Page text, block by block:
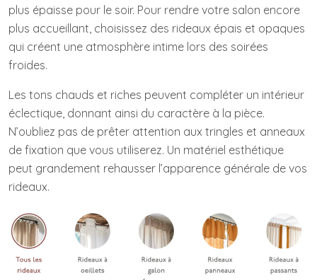
plus épaisse pour le soir. Pour rendre votre salon encore
plus accueillant, choisissez des rideaux épais et opaques
qui créent une atmosphère intime lors des soirées
froides.
Les tons chauds et riches peuvent compléter un intérieur
éclectique, donnant ainsi du caractère à la pièce.
N’oubliez pas de prêter attention aux tringles et anneaux
de fixation que vous utiliserez. Un matériel esthétique
peut grandement rehausser l’apparence générale de vos
rideaux.